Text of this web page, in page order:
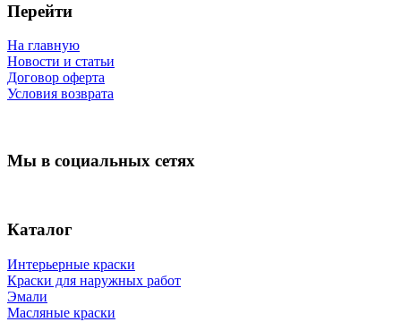
Перейти
На главную
Новости и статьи
Договор оферта
Условия возврата
Мы в социальных сетях
Каталог
Интерьерные краски
Краски для наружных работ
Эмали
Масляные краски